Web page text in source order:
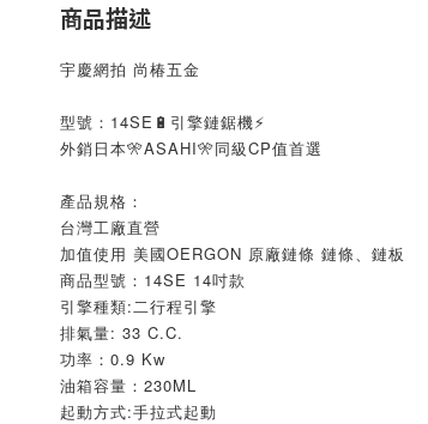
商品描述
宇慶網拍 尚椿五金
型號：14SE🔋引擎鏈鋸機⚡
外銷日本🎌ASAHI🎌同級CP值首選
產品規格：
台灣工廠直營
加值使用 美國OERGON 原廠鏈條 鏈條、鏈板
商品型號：14SE 14吋款
引擎種類:二行程引擎
排氣量: 33 C.C.
功率：0.9 Kw
油箱容量：230ML
起動方式:手拉式起動